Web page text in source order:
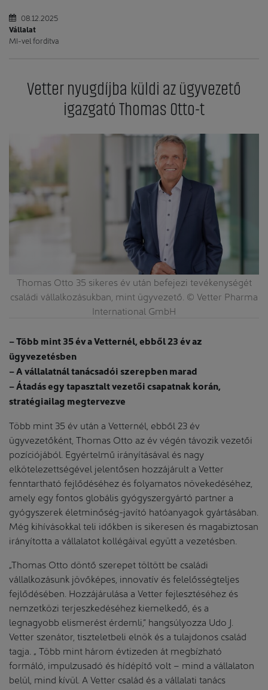
08.12.2025
Vállalat
MI-vel fordítva
Vetter nyugdíjba küldi az ügyvezető
igazgató Thomas Otto-t
Thomas Otto 35 sikeres év után befejezi tevékenységét
családi vállalkozásukban, mint ügyvezető. © Vetter Pharma
International GmbH
– Több mint 35 év a Vetternél, ebből 23 év az
ügyvezetésben
– A vállalatnál tanácsadói szerepben marad
– Átadás egy tapasztalt vezetői csapatnak korán,
stratégiailag megtervezve
Több mint 35 év után a Vetternél, ebből 23 év
ügyvezetőként, Thomas Otto az év végén távozik vezetői
pozíciójából. Egyértelmű irányításával és nagy
elkötelezettségével jelentősen hozzájárult a Vetter
fenntartható fejlődéséhez és folyamatos növekedéséhez,
amely egy fontos globális gyógyszergyártó partner a
gyógyszerek életminőség-javító hatóanyagok gyártásában.
Még kihívásokkal teli időkben is sikeresen és magabiztosan
irányította a vállalatot kollégáival együtt a vezetésben.
„Thomas Otto döntő szerepet töltött be családi
vállalkozásunk jövőképes, innovatív és felelősségteljes
fejlődésében. Hozzájárulása a Vetter fejlesztéséhez és
nemzetközi terjeszkedéséhez kiemelkedő, és a
legnagyobb elismerést érdemli,” hangsúlyozza Udo J.
Vetter szenátor, tiszteletbeli elnök és a tulajdonos család
tagja. „ Több mint három évtizeden át megbízható
formáló, impulzusadó és hídépítő volt – mind a vállalaton
belül, mind kívül. A Vetter család és a vállalati tanács